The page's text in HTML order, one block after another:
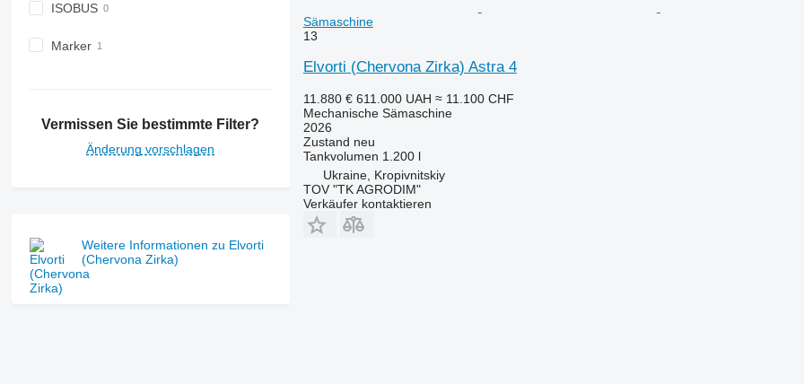
ISOBUS
Marker
Vermissen Sie bestimmte Filter?
Änderung vorschlagen
Weitere Informationen zu Elvorti
(Chervona Zirka)
Sämaschine
13
Elvorti (Chervona Zirka) Astra 4
11.880 € 611.000 UAH ≈ 11.100 CHF
Mechanische Sämaschine
2026
Zustand neu
Tankvolumen 1.200 l
Ukraine, Kropivnitskiy
TOV "TK AGRODIM"
Verkäufer kontaktieren